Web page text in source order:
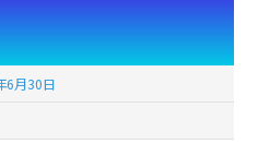
6月30日